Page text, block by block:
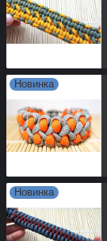
Новинка
Новинка